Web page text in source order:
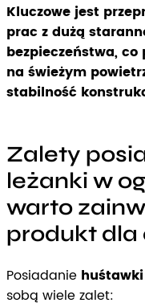
Kluczowe jest
prac z dużą
bezpieczeństwa,
na świeżym
stabilność
Zalety
leżanki w
warto
produkt dla
Posiadanie
sobą wiele zalet: